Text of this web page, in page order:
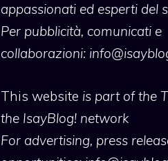
appassionati ed esperti del
Per pubblicità, comunicati e
collaborazioni:
This website is part of the
the IsayBlog! network
For advertising, press